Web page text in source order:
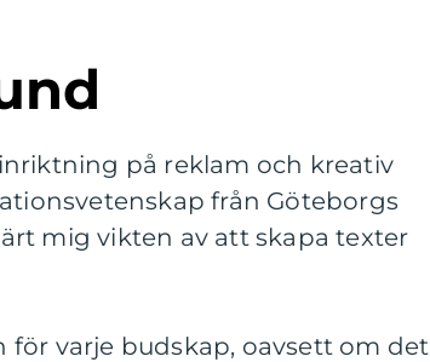
på reklam och kreativ
från Göteborgs
mig vikten av att skapa texter
varje budskap, oavsett om det